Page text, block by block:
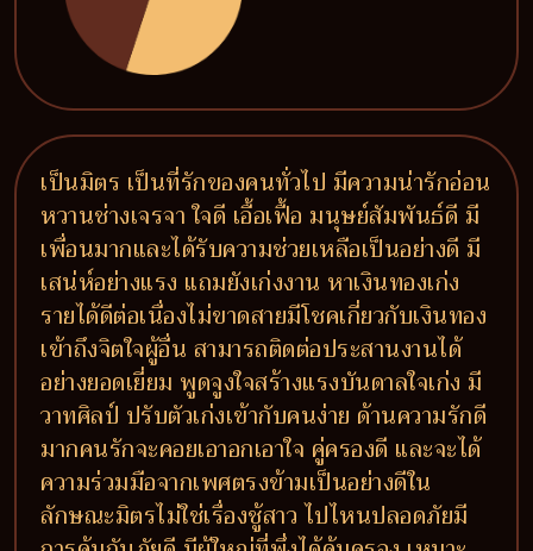
เป็นมิตร เป็นที่รักของคนทั่วไป มีความน่ารักอ่อน
หวานช่างเจรจา ใจดี เอื้อเฟื้อ มนุษย์สัมพันธ์ดี มี
เพื่อนมากและได้รับความช่วยเหลือเป็นอย่างดี มี
เสน่ห์อย่างแรง แถมยังเก่งงาน หาเงินทองเก่ง
รายได้ดีต่อเนื่องไม่ขาดสายมีโชคเกี่ยวกับเงินทอง
เข้าถึงจิตใจผู้อื่น สามารถติดต่อประสานงานได้
อย่างยอดเยี่ยม พูดจูงใจสร้างแรงบันดาลใจเก่ง มี
วาทศิลป์ ปรับตัวเก่งเข้ากับคนง่าย ด้านความรักดี
มากคนรักจะคอยเอาอกเอาใจ คู่ครองดี และจะได้
ความร่วมมือจากเพศตรงข้ามเป็นอย่างดีใน
ลักษณะมิตรไม่ใช่เรื่องชู้สาว ไปไหนปลอดภัยมี